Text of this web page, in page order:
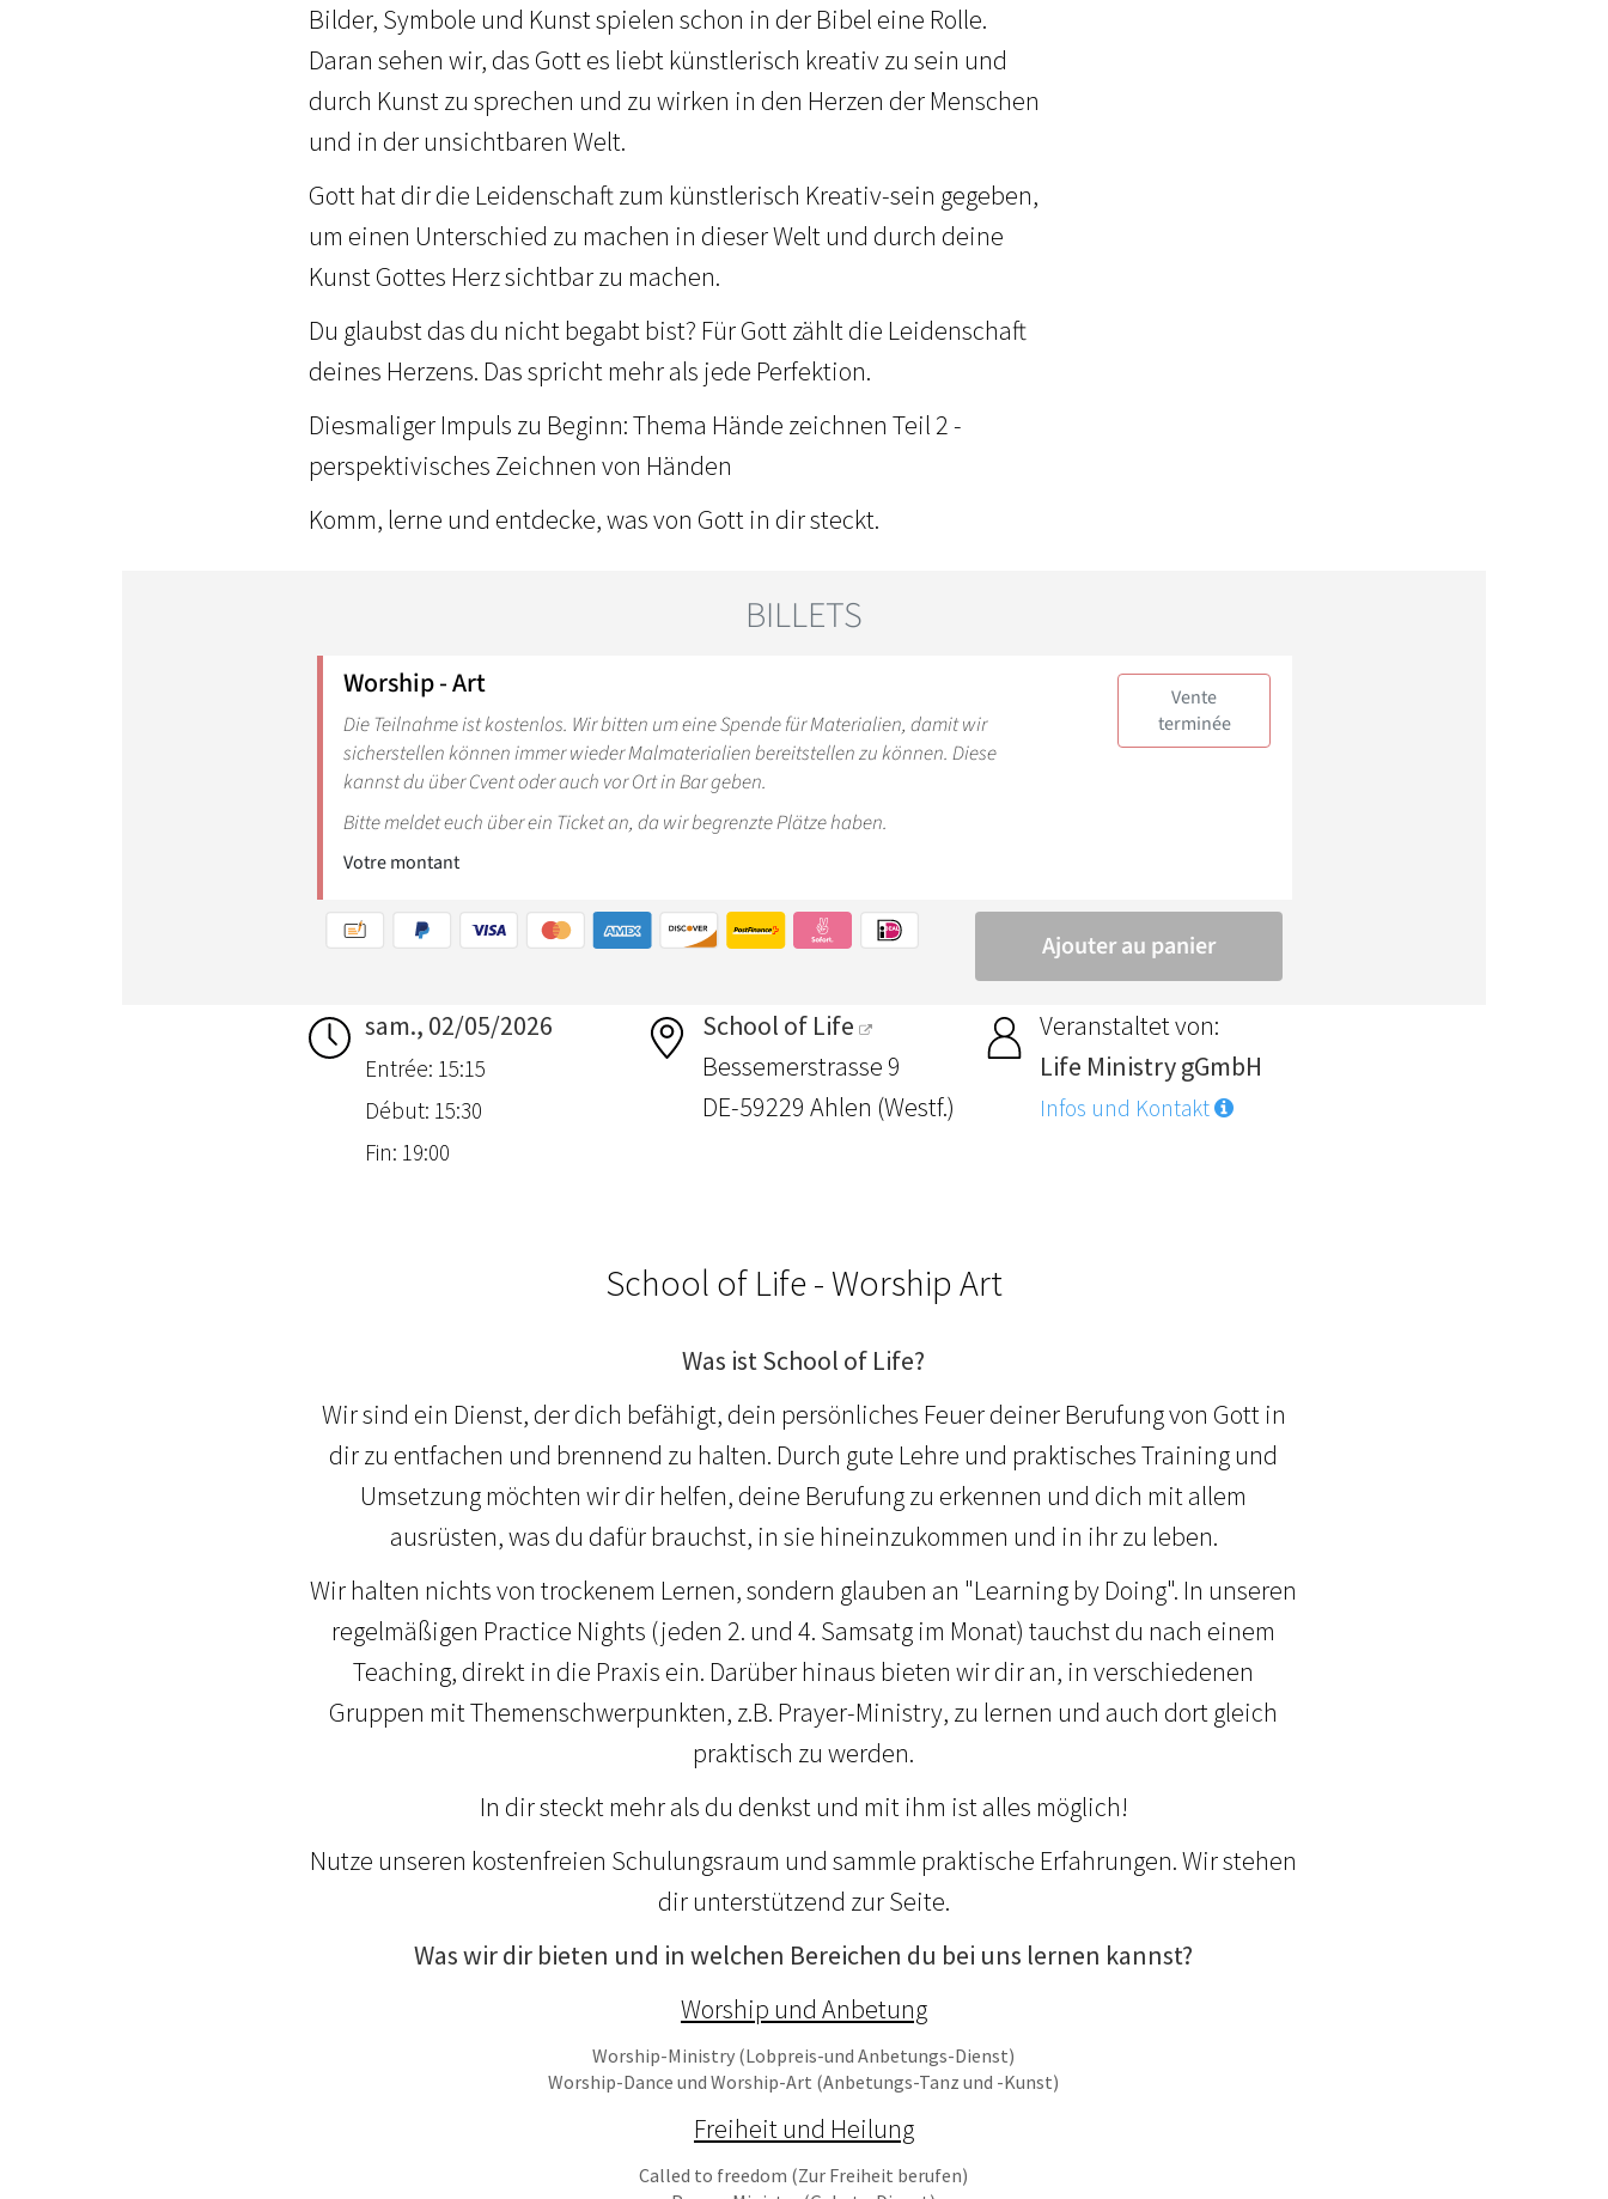
Bilder, Symbole und Kunst spielen schon in der Bibel eine Rolle.
Daran sehen wir, das Gott es liebt künstlerisch kreativ zu sein und
durch Kunst zu sprechen und zu wirken in den Herzen der Menschen
und in der unsichtbaren Welt.
Gott hat dir die Leidenschaft zum künstlerisch Kreativ-sein gegeben,
um einen Unterschied zu machen in dieser Welt und durch deine
Kunst Gottes Herz sichtbar zu machen.
Du glaubst das du nicht begabt bist? Für Gott zählt die Leidenschaft
deines Herzens. Das spricht mehr als jede Perfektion.
Diesmaliger Impuls zu Beginn: Thema Hände zeichnen Teil 2 -
perspektivisches Zeichnen von Händen
Komm, lerne und entdecke, was von Gott in dir steckt.
sam., 02/05/2026
Entrée: 15:15
Début: 15:30
Fin: 19:00
School of Life
Bessemerstrasse 9
DE-59229 Ahlen (Westf.)
Veranstaltet von:
Life Ministry gGmbH
Infos und Kontakt
School of Life - Worship Art
Was ist School of Life?
Wir sind ein Dienst, der dich befähigt, dein persönliches Feuer deiner Berufung von Gott in
dir zu entfachen und brennend zu halten. Durch gute Lehre und praktisches Training und
Umsetzung möchten wir dir helfen, deine Berufung zu erkennen und dich mit allem
ausrüsten, was du dafür brauchst, in sie hineinzukommen und in ihr zu leben.
Wir halten nichts von trockenem Lernen, sondern glauben an "Learning by Doing". In unseren
regelmäßigen Practice Nights (jeden 2. und 4. Samsatg im Monat) tauchst du nach einem
Teaching, direkt in die Praxis ein. Darüber hinaus bieten wir dir an, in verschiedenen
Gruppen mit Themenschwerpunkten, z.B. Prayer-Ministry, zu lernen und auch dort gleich
praktisch zu werden.
In dir steckt mehr als du denkst und mit ihm ist alles möglich!
Nutze unseren kostenfreien Schulungsraum und sammle praktische Erfahrungen. Wir stehen
dir unterstützend zur Seite.
Was wir dir bieten und in welchen Bereichen du bei uns lernen kannst?
Worship und Anbetung
Worship-Ministry (Lobpreis-und Anbetungs-Dienst)
Worship-Dance und Worship-Art (Anbetungs-Tanz und -Kunst)
Freiheit und Heilung
Called to freedom (Zur Freiheit berufen)